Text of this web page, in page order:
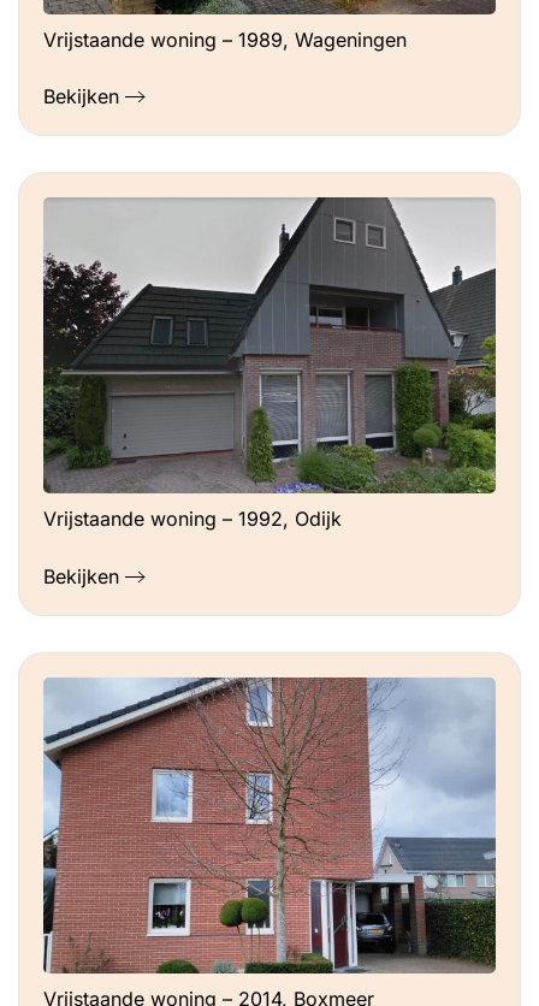
Vrijstaande woning – 1989, Wageningen
Bekijken
Vrijstaande woning – 1992, Odijk
Bekijken
Vrijstaande woning – 2014, Boxmeer